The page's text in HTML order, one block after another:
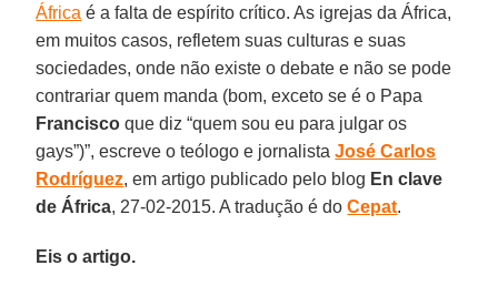
África é a falta de espírito crítico. As igrejas da África,
em muitos casos, refletem suas culturas e suas
sociedades, onde não existe o debate e não se pode
contrariar quem manda (bom, exceto se é o Papa
Francisco que diz “quem sou eu para julgar os
gays”)”, escreve o teólogo e jornalistaJosé Carlos
Rodríguez, em artigo publicado pelo blog En clave
de África, 27-02-2015. A tradução é doCepat.
Eis o artigo.